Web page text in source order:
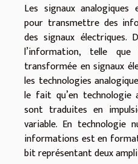
Les signaux
pour transmettre des
des signaux électriques.
l’information, telle
transformée en signaux
les technologies
le fait qu’en technologie
sont traduites en
variable. En technologie
informations est en
bit représentant deux